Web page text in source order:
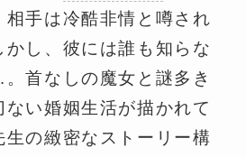
手は冷酷非情と噂され
かし、彼には誰も知らな
首なしの魔女と謎多き
い婚姻生活が描かれて
生の緻密なストーリー構